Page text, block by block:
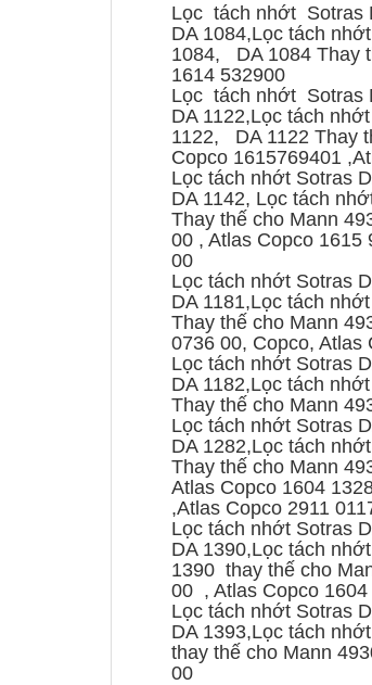
Lọc tách nhớt Sotras
DA 1084,Lọc tách
1084, DA 1084 Thay
1614 532900
Lọc tách nhớt Sotras
DA 1122,Lọc tách
1122, DA 1122 Thay
Copco 1615769401
Lọc tách nhớt Sotras
DA 1142, Lọc tách
Thay thế cho Mann
00 , Atlas Copco 1615
00
Lọc tách nhớt Sotras
DA 1181,Lọc tách
Thay thế cho Mann
0736 00, Copco, Atlas
Lọc tách nhớt Sotras
DA 1182,Lọc tách
Thay thế cho Mann
Lọc tách nhớt Sotras
DA 1282,Lọc tách
Thay thế cho Mann
Atlas Copco 1604
,Atlas Copco 2911
Lọc tách nhớt Sotras
DA 1390,Lọc tách
1390 thay thế cho
00 , Atlas Copco 1604
Lọc tách nhớt Sotras
DA 1393,Lọc tách
thay thế cho Mann
00